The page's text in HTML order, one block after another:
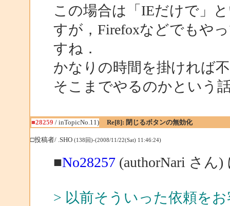
この場合は「IEだけで」
すが，Firefoxなどでもや
すね．
かなりの時間を掛ければ
そこまでやるのかという
■28259 / inTopicNo.11) Re[8]: 閉じるボタンの無効化
□投稿者/ .SHO (138回)-(2008/11/22(Sat) 11:46:24)
■No28257(authorNari さん)
> 以前そういった依頼を